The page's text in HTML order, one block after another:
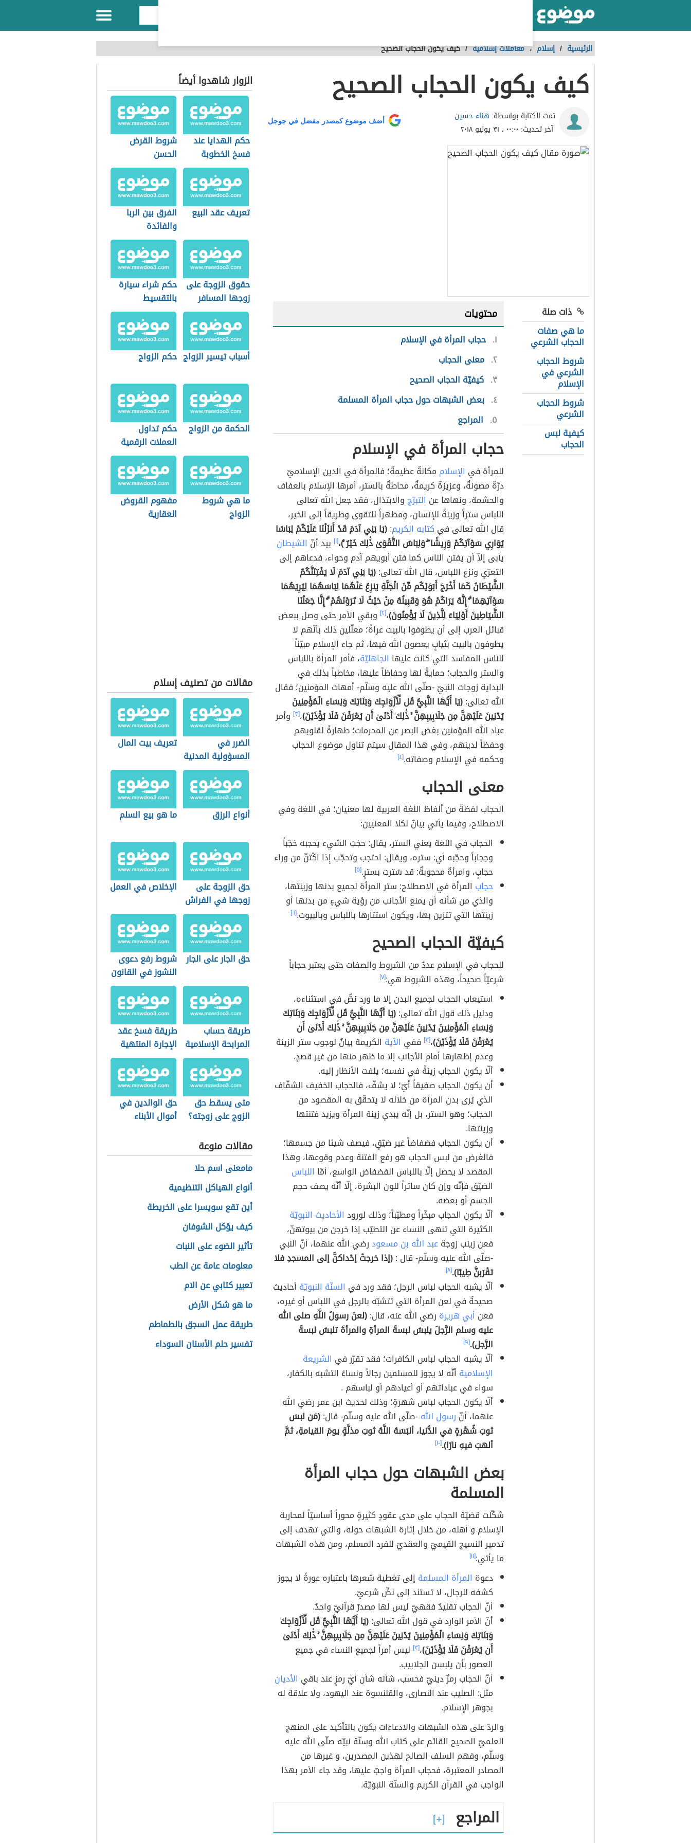
الرئيسية / إسلام ،معاملات إسلامية /كيف يكون الحجاب الصحيح
كيف يكون الحجاب الصحيح
تمت الكتابة بواسطة: هناء حسين
آخر تحديث: ٠٠:٠٠ ، ٣١ يوليو ٢٠١٨
أضف موضوع كمصدر مفضل في جوجل
ذات صلة
ما هي صفات
الحجاب الشرعي
شروط الحجاب
الشرعي في
الإسلام
شروط الحجاب
الشرعي
كيفية لبس
الحجاب
محتويات
١ حجاب المرأة في الإسلام
٢ معنى الحجاب
٣ كيفيّة الحجاب الصحيح
٤ بعض الشبهات حول حجاب المرأة المسلمة
٥ المراجع
حجاب المرأة في الإسلام
للمرأة في الإسلام مكانةٌ عظيمةٌ؛ فالمرأة في الدين الإسلاميّ
درّةٌ مصونةٌ، وعزيزةٌ كريمةٌ، محاطةٌ بالستر، أمرها الإسلام بالعفاف
والحشمة، ونهاها عن التبرّجوالابتذال، فقد جعل الله تعالى
اللباس ستراً وزينةً للإنسان، ومظهراً للتقوى وطريقاً إلى الخير،
قال الله تعالى في كتابه الكريم:(يَا بَنِي آدَمَ قَدْ أَنزَلْنَا عَلَيْكُمْ لِبَاسًا
يُوَارِي سَوْآتِكُمْ وَرِيشًا ۖ وَلِبَاسُ التَّقْوَىٰ ذَٰلِكَ خَيْرٌ ۚ)،[١] بيد أنّ الشيطان
يأبى إلاّ أن يفتن الناس كما فتن أبويهم آدم وحواء، فدعاهم إلى
التعرّي ونزع اللباس، قال الله تعالى:(يَا بَنِي آدَمَ لَا يَفْتِنَنَّكُمُ
الشَّيْطَانُ كَمَا أَخْرَجَ أَبَوَيْكُم مِّنَ الْجَنَّةِ يَنزِعُ عَنْهُمَا لِبَاسَهُمَا لِيُرِيَهُمَا
سَوْآتِهِمَا ۗ إِنَّهُ يَرَاكُمْ هُوَ وَقَبِيلُهُ مِنْ حَيْثُ لَا تَرَوْنَهُمْ ۗ إِنَّا جَعَلْنَا
الشَّيَاطِينَ أَوْلِيَاءَ لِلَّذِينَ لَا يُؤْمِنُونَ)،[٢]
وبقي الأمر حتى وصل ببعض
قبائل العرب إلى أن يطوفوا بالبيت عراةً؛ معلّلين ذلك بأنّهم لا
يطوفون بالبيت بثيابٍ يعصون الله فيها، ثم جاء الإسلام مبيّناً
للناس المفاسد التي كانت عليها الجاهليّة، فأمر المرأة باللباس
والستر والحجاب؛ حمايةً لها وحفاظاً عليها، مخاطباً بذلك في
البداية زوجات النبيّ -صلّى الله عليه وسلّم- أمهات المؤمنين؛ فقال
الله تعالى:(يَا أَيُّهَا النَّبِيُّ قُل لِّأَزْوَاجِكَ وَبَنَاتِكَ وَنِسَاءِ الْمُؤْمِنِينَ
يُدْنِينَ عَلَيْهِنَّ مِن جَلَابِيبِهِنَّ ۚ ذَٰلِكَ أَدْنَىٰ أَن يُعْرَفْنَ فَلَا يُؤْذَيْنَ)،[٣]
وأمر
عباد الله المؤمنين بغض البصر عن المحرمات؛ طهارةً لقلوبهم
وحفظاً لدينهم، وفي هذا المقال سيتم تناول موضوع الحجاب
وحكمه في الإسلام وصفاته.[٤]
معنى الحجاب
الحجاب لفظةٌ من ألفاظ اللغة العربية لها معنيان؛ في اللغة وفي
الاصطلاح، وفيما يأتي بيانٌ لكلا المعنيين:
الحجاب في اللغة يعني الستر، يقال: حجَبَ الشيء يحجبه حَجْباً
وحِجاباً وحجّبه أي: ستره، ويقال: احتجب وتحجّب إِذا اكْتنّ من وراء
حجابٍ، وامرأةٌ محجوبةٌ: قد سُترت بسترٍ.[٥]
حجاب المرأة في الاصطلاح: ستر المرأة لجميع بدنها وزينتها،
والذي من شأنه أن يمنع الأجانب من رؤية شيءٍ من بدنها أو
زينتها التي تتزين بها، ويكون استتارها باللباس وبالبيوت‏.‏[٦]
كيفيّة الحجاب الصحيح
للحجاب في الإسلام عددٌ من الشروط والصفات حتى يعتبر حجاباً
شرعيّاً صحيحاً، وهذه الشروط هي:[٧]
استيعاب الحجاب لجميع البدن إلا ما ورد نصٌّ في استثناءه،
ودليل ذلك قول الله تعالى:(يَا أَيُّهَا النَّبِيُّ قُل لِّأَزْوَاجِكَ وَبَنَاتِكَ
وَنِسَاءِ الْمُؤْمِنِينَ يُدْنِينَ عَلَيْهِنَّ مِن جَلَابِيبِهِنَّ ۚ ذَٰلِكَ أَدْنَىٰ أَن
يُعْرَفْنَ فَلَا يُؤْذَيْنَ)،[٣] ففي الآية الكريمة بيانٌ لوجوب ستر الزينة
وعدم إظهارها أمام الأجانب إلا ما ظهر منها من غير قصدٍ.
ألّا يكون الحجاب زينةً في نفسه؛ يلفت الأنظار إليه.
أن يكون الحجاب صفيقاً أيّ؛ لا يشفّ، فالحجاب الخفيف الشفّاف
الذي يُرى بدن المرأة من خلاله لا يتحقّق به المقصود من
الحجاب؛ وهو الستر، بل إنّه يبدي زينة المرأة ويزيد فتنتها
وزينتها.
أن يكون الحجاب فضفاضاً غير ضيّقٍ، فيصف شيئا من جسمها؛
فالغرض من لبس الحجاب هو رفع الفتنة وعدم وقوعها، وهذا
المقصد لا يحصل إلّا باللباس الفضفاض الواسع، أمّا اللباس
الضيّق فإنّه وإن كان ساتراً للون البشرة، إلّا أنّه يصف حجم
الجسم أو بعضه.
ألّا يكون الحجاب مبخّراً ومطيّباً؛ وذلك لورود الأحاديث النبويّة
الكثيرة التي تنهى النساء عن التطيّب إذا خرجن من بيوتهنّ،
فعن زينب زوجةعبد الله بن مسعودرضي الله عنهما، أنّ النبي
-صلّى الله عليه وسلّم- قال :(إذا خرجتْ إحْداكنَّ إلى المسجدِ فلا
تقْرَبنَّ طِيبًا).[٨]
ألّا يشبه الحجاب لباس الرجل؛ فقد ورد في السنّة النبويّة أحاديث
صحيحةٌ في لعن المرأة التي تتشبّه بالرجل في اللباس أو غيره،
فعن أبي هريرة رضي الله عنه، قال:(لعنَ رسولُ اللَّهِ صلى الله
عليه وسلم الرَّجلَ يلبسُ لبسةَ المرأةِ والمرأةَ تلبسُ لبسةَ
الرَّجل).[٩]
ألّا يشبه الحجاب لباس الكافرات؛ فقد تقرّر في الشريعة
الإسلامية أنّه لا يجوز للمسلمين رجالاً ونساءً التشبه بالكفار،
سواء في عباداتهم أو أعيادهم أو لباسهم .
ألّا يكون الحجاب لباس شهرةٍ؛ وذلك لحديث ابن عمر رضي الله
عنهما، أنّ رسول الله-صلّى الله عليه وسلّم- قال:(مَن لبسَ
ثوبَ شُهْرةٍ في الدُّنيا، ألبَسَهُ اللَّهُ ثوبَ مذلَّةٍ يومَ القيامةِ، ثمَّ
ألهبَ فيهِ نارًا).[١٠]
بعض الشبهات حول حجاب المرأة
المسلمة
شكّلت قضيّة الحجاب على مدى عقودٍ كثيرةٍ محوراً أساسيّاً لمحاربة
الإسلام و أهله، من خلال إثارة الشبهات حوله، والتي تهدف إلى
تدمير النسيج القيميّ والعقديّ للفرد المسلم، ومن هذه الشبهات
ما يأتي:[١١]
دعوة المرأة المسلمة إلى تغطية شعرها باعتباره عورةً لا يجوز
كشفه للرجال، لا تستند إلى نصٍّ شرعيّ.
أنّ الحجاب تقليدٌ فقهيّ ليس لها مصدرٌ قرآنيّ واحدٌ.
أنّ الأمر الوارد في قول الله تعالى:(يَا أَيُّهَا النَّبِيُّ قُل لِّأَزْوَاجِكَ
وَبَنَاتِكَ وَنِسَاءِ الْمُؤْمِنِينَ يُدْنِينَ عَلَيْهِنَّ مِن جَلَابِيبِهِنَّ ۚ ذَٰلِكَ أَدْنَىٰ
أَن يُعْرَفْنَ فَلَا يُؤْذَيْنَ)،[٣]
ليس أمراً لجميع النساء في جميع
العصور بأن يلبسن الجلابيب.
أنّ الحجاب رمزٌ دينيّ فحسب، شأنه شأن أيّ رمزٍ عند باقي الأديان
مثل: الصليب عند النصارى، والقلنسوة عند اليهود، ولا علاقة له
بجوهر الإسلام.
والردّ على هذه الشبهات والادعاءات يكون بالتأكيد على المنهج
العلميّ الصحيح القائم على كتاب الله وسنّة نبيّه صلّى الله عليه
وسلّم، وفهم السلف الصالح لهذين المصدرين، و غيرها من
المصادر المعتبرة، فحجاب المرأة واجبٌ عليها، وقد جاء الأمر بهذا
الواجب في القرآن الكريم والسنّة النبويّة.
المراجع
الزوار شاهدوا أيضاً
حكم الهدايا عند
فسخ الخطوبة
شروط القرض
الحسن
تعريف عقد البيع
الفرق بين الربا
والفائدة
حقوق الزوجة على
زوجها المسافر
حكم شراء سيارة
بالتقسيط
أسباب تيسير الزواج حكم الزواج
الحكمة من الزواج
حكم تداول
العملات الرقمية
ما هي شروط
الزواج
مفهوم القروض
العقارية
مقالات من تصنيف إسلام
الضرر في
المسؤولية المدنية
تعريف بيت المال
أنواع الرزق ما هو بيع السلم
حق الزوجة على
زوجها في الفراش
الإخلاص في العمل
حق الجار على الجار شروط رفع دعوى
النشوز في القانون
الجزائري
طريقة حساب
المرابحة الإسلامية
طريقة فسخ عقد
الإجارة المنتهية
بالتمليك
متى يسقط حق
الزوج على زوجته؟
حق الوالدين في
أموال الأبناء
مقالات منوعة
مامعنى اسم حلا
أنواع الهياكل التنظيمية
أين تقع سويسرا على الخريطة
كيف يؤكل الشوفان
تأثير الضوء على النبات
معلومات عامة عن الطب
تعبير كتابي عن الام
ما هو شكل الأرض
طريقة عمل السجق بالطماطم
تفسير حلم الأسنان السوداء